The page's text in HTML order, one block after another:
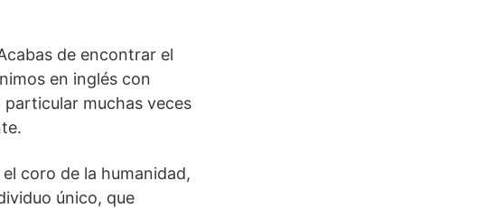
de encontrar el
en inglés con
particular muchas veces
coro de la humanidad,
único, que